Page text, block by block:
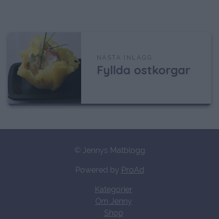
NÄSTA INLÄGG
Fyllda ostkorgar
© Jennys Matblogg
Powered by ProAd
Kategorier
Om Jenny
Shop